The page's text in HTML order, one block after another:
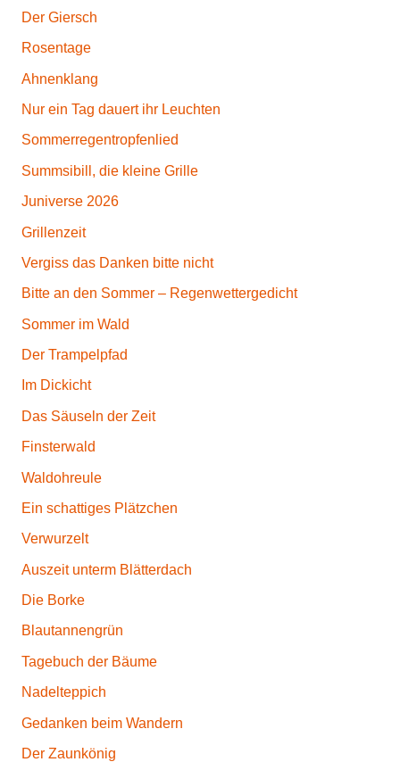
Der Giersch
Rosentage
Ahnenklang
Nur ein Tag dauert ihr Leuchten
Sommerregentropfenlied
Summsibill, die kleine Grille
Juniverse 2026
Grillenzeit
Vergiss das Danken bitte nicht
Bitte an den Sommer – Regenwettergedicht
Sommer im Wald
Der Trampelpfad
Im Dickicht
Das Säuseln der Zeit
Finsterwald
Waldohreule
Ein schattiges Plätzchen
Verwurzelt
Auszeit unterm Blätterdach
Die Borke
Blautannengrün
Tagebuch der Bäume
Nadelteppich
Gedanken beim Wandern
Der Zaunkönig